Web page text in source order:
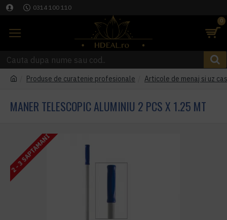
0314 100 110
0
Produse de curatenie profesionale Articole de menaj si uz
MANER TELESCOPIC ALUMINIU 2 PCS X 1.25 MT
2 - 3 SAPTAMANI